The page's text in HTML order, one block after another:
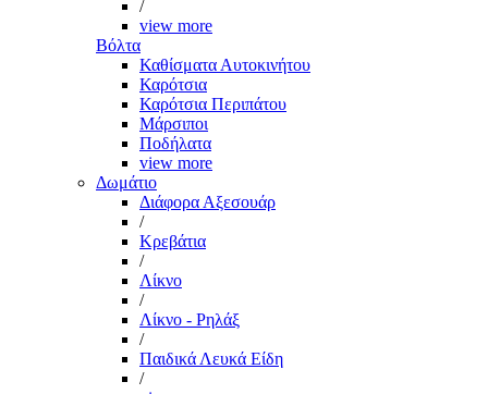
/
view more
Βόλτα
Καθίσματα Αυτοκινήτου
Καρότσια
Καρότσια Περιπάτου
Μάρσιποι
Ποδήλατα
view more
Δωμάτιο
Διάφορα Αξεσουάρ
/
Κρεβάτια
/
Λίκνο
/
Λίκνο - Ρηλάξ
/
Παιδικά Λευκά Είδη
/